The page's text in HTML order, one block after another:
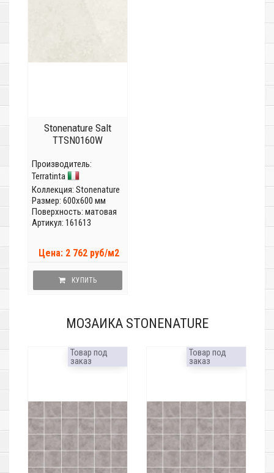
Stonenature Salt
TTSN0160W
Производитель:
Terratinta
Коллекция: Stonenature
Размер: 600x600 мм
Поверхность: матовая
Артикул: 161613
Цена: 2 762 руб/м2
КУПИТЬ
МОЗАИКА STONENATURE
Товар под
заказ
Товар под
заказ